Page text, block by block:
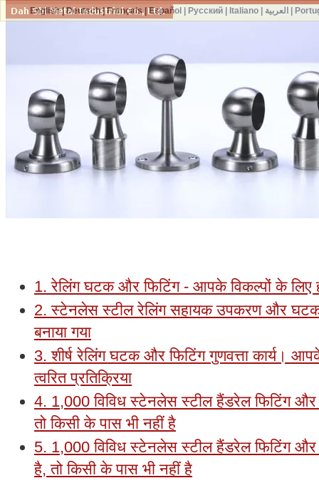
1. रेलिंग घटक और फिटिंग - आपके विकल्पों के लिए
2. स्टेनलेस स्टील रेलिंग सहायक उपकरण और
बनाया गया
3. शीर्ष रेलिंग घटक और फिटिंग गुणवत्ता कार्य।
त्वरित प्रतिक्रिया
4. 1,000 विविध स्टेनलेस स्टील हैंडरेल फिटिंग
तो किसी के पास भी नहीं है
5. 1,000 विविध स्टेनलेस स्टील हैंडरेल फिटिंग और
है, तो किसी के पास भी नहीं है
English|Deutsch|Français|Español Русский| Italiano| العربية